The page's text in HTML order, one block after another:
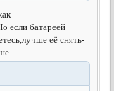
если батареей
её снять-